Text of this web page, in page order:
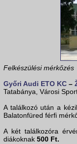
Felkészülési mérkőzés
Győri Audi ETO KC –
Tatabánya, Városi
A találkozó után a
Balatonfüred férfi
A két találkozóra
diákoknak 500 Ft.